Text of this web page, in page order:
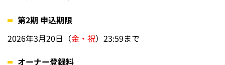
第2期 申込期限
2026年3月20日（金・祝）23:59まで
オーナー登録料